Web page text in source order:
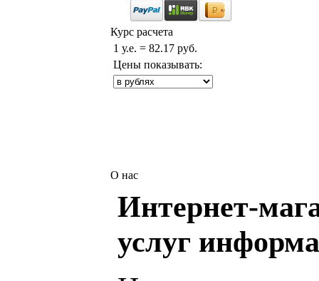
Курс расчета
1 у.е. = 82.17 руб.
Цены показывать:
О нас
Интернет-
услуг